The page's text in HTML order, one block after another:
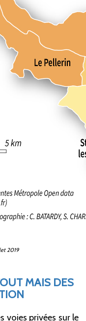
2019
MAIS DES
voies privées sur le